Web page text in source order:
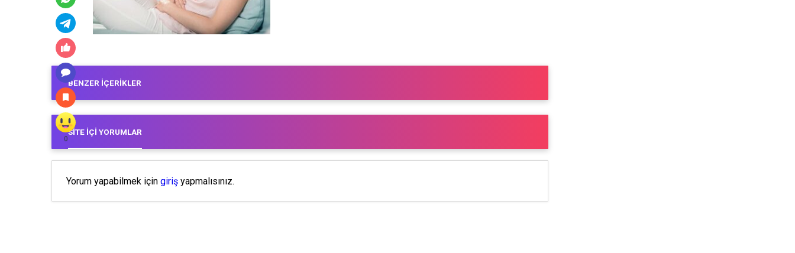
0
BENZER İÇERIKLER
SITE İÇI YORUMLAR
Yorum yapabilmek için giriş yapmalısınız.